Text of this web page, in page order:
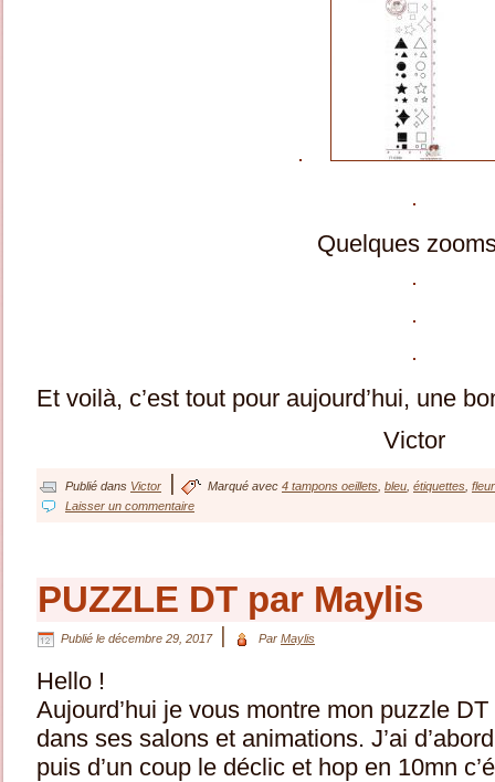
Quelques
Et voilà, c’est tout pour aujourd’hui, une
Victor
Publié dans Victor Marqué avec 4 tampons oeillets bleu étiquettes
Laisser un commentaire
PUZZLE DT par Maylis
Publié le décembre 29, 2017 Par Maylis
Hello !
Aujourd’hui je vous montre mon puzzle
dans ses salons et animations. J’ai
puis d’un coup le déclic et hop en 10mn